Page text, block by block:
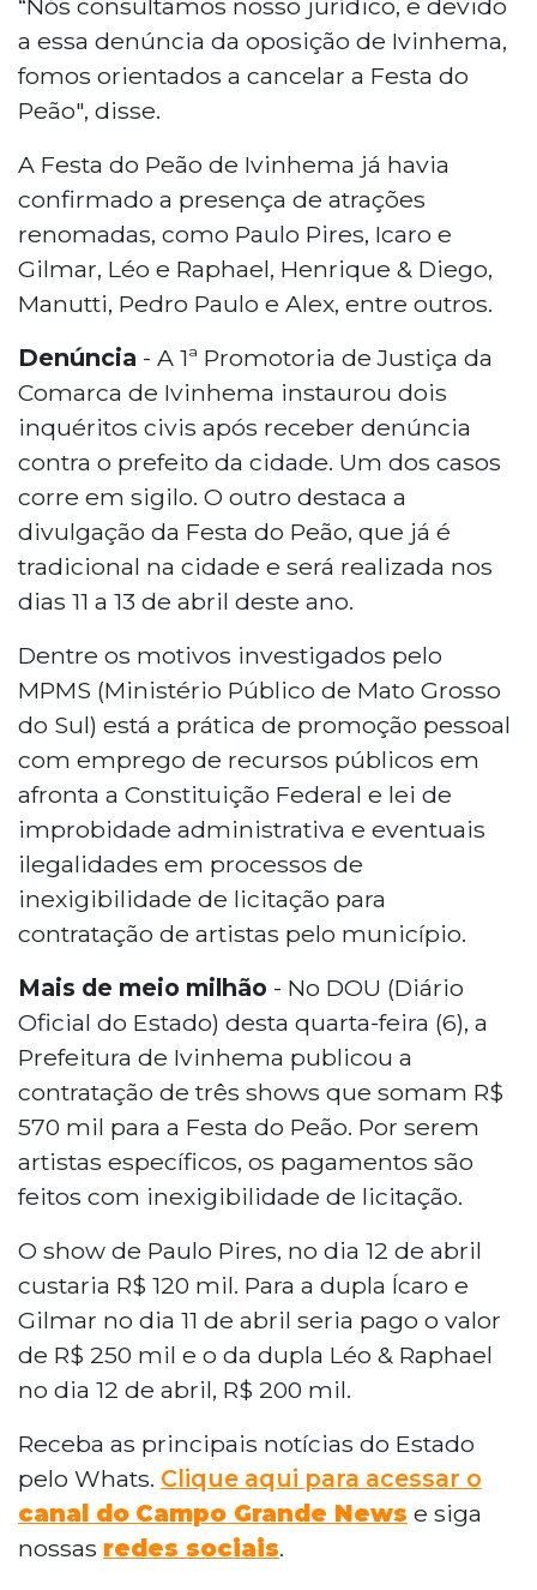
a essa denúncia da oposição de Ivinhema,
fomos orientados a cancelar a Festa do
Peão", disse.
A Festa do Peão de Ivinhema já havia
confirmado a presença de atrações
renomadas, como Paulo Pires, Icaro e
Gilmar, Léo e Raphael, Henrique & Diego,
Manutti, Pedro Paulo e Alex, entre outros.
Denúncia - A 1ª Promotoria de Justiça da
Comarca de Ivinhema instaurou dois
inquéritos civis após receber denúncia
contra o prefeito da cidade. Um dos casos
corre em sigilo. O outro destaca a
divulgação da Festa do Peão, que já é
tradicional na cidade e será realizada nos
dias 11 a 13 de abril deste ano.
Dentre os motivos investigados pelo
MPMS (Ministério Público de Mato Grosso
do Sul) está a prática de promoção pessoal
com emprego de recursos públicos em
afronta a Constituição Federal e lei de
improbidade administrativa e eventuais
ilegalidades em processos de
inexigibilidade de licitação para
contratação de artistas pelo município.
Mais de meio milhão - No DOU (Diário
Oficial do Estado) desta quarta-feira (6), a
Prefeitura de Ivinhema publicou a
contratação de três shows que somam R$
570 mil para a Festa do Peão. Por serem
artistas específicos, os pagamentos são
feitos com inexigibilidade de licitação.
O show de Paulo Pires, no dia 12 de abril
custaria R$ 120 mil. Para a dupla Ícaro e
Gilmar no dia 11 de abril seria pago o valor
de R$ 250 mil e o da dupla Léo & Raphael
no dia 12 de abril, R$ 200 mil.
Receba as principais notícias do Estado
pelo Whats. Clique aqui para acessar o
canal do Campo Grande News e siga
nossas redes sociais.